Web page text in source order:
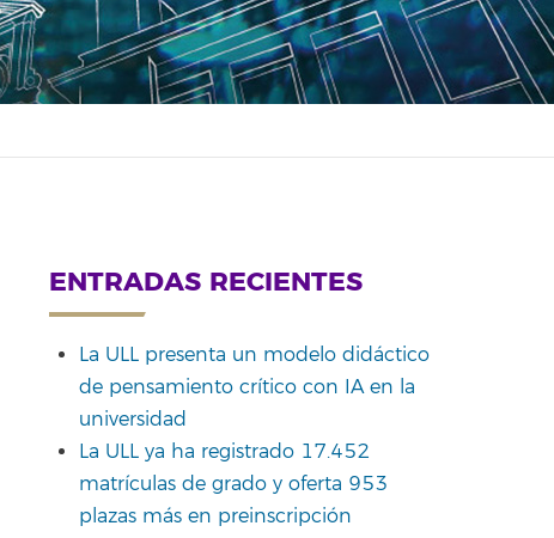
ENTRADAS RECIENTES
La ULL presenta un modelo didáctico
de pensamiento crítico con IA en la
universidad
La ULL ya ha registrado 17.452
matrículas de grado y oferta 953
plazas más en preinscripción